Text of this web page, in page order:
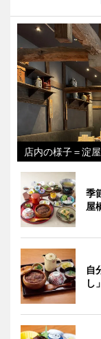
店内の様子＝淀
季
屋
自
し